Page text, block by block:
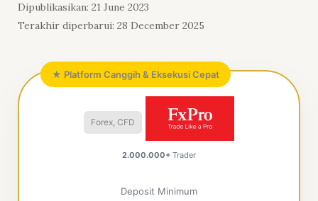
Dipublikasikan: 21 June 2023
Terakhir diperbarui: 28 December 2025
★ Platform Canggih & Eksekusi Cepat
Forex, CFD
2.000.000+ Trader
Deposit Minimum